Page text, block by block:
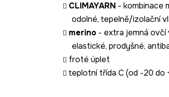
CLIMAYARN - kombinace
odolné, tepelně/izolační
merino - extra jemná ovčí
elastické, prodyšné,
froté úplet
teplotní třída C (od -20 do